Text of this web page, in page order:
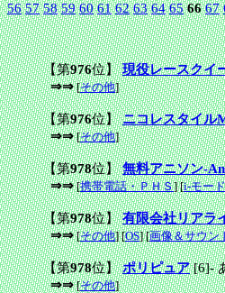
56 57 58 59 60 61 62 63 64 65 66 67
【第976位】現役レースクイ
⇒⇒[その他]
【第976位】ニコレスタイル
⇒⇒[その他]
【第978位】無料アニソン-
⇒⇒[携帯電話・ＰＨＳ] [i-モード
【第978位】有限会社リアラ
⇒⇒[その他] [OS] [画像＆サウン
【第978位】ポリピュア[6]-
⇒⇒[その他]